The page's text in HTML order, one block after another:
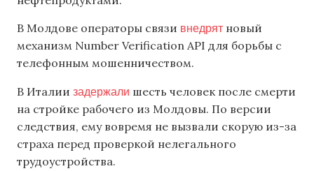
В Молдове операторы связи внедрят новый
механизм Number Verification API для борьбы с
телефонным мошенничеством.
В Италии задержали шесть человек после смерти
на стройке рабочего из Молдовы. По версии
следствия, ему вовремя не вызвали скорую из-за
страха перед проверкой нелегального
трудоустройства.